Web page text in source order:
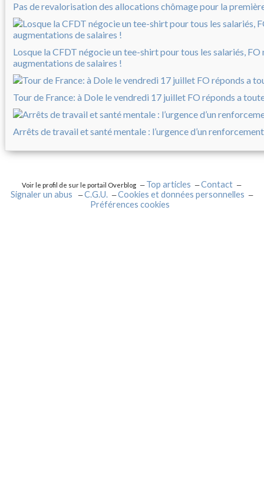
Pas de revalorisation des allocations chômage pour la
Losque la CFDT négocie un tee-shirt pour tous les salariés, FO
augmentations de salaires !
Tour de France: à Dole le vendredi 17 juillet FO réponds a
Arrêts de travail et santé mentale : l’urgence d’un
Voir le profil de sur le portail Overblog Top articles
Contact
Signaler un abus
C.G.U.
Cookies et données personnelles
Préférences cookies